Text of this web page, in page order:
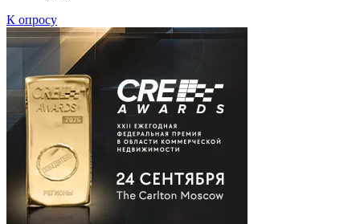
К опросу